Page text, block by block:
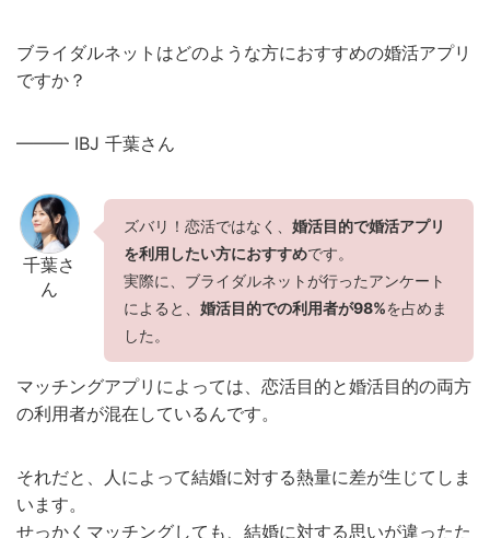
ブライダルネットはどのような方におすすめの婚活アプリ
ですか？
——— IBJ 千葉さん
千葉さ
ん
ズバリ！恋活ではなく、 婚活目的で婚活アプリ
を利用したい方におすすめです。
実際に、ブライダルネットが行ったアンケート
によると、 婚活目的での利用者が98%を占めま
した。
マッチングアプリによっては、恋活目的と婚活目的の両方
の利用者が混在しているんです。
それだと、人によって結婚に対する熱量に差が生じてしま
います。
せっかくマッチングしても、結婚に対する思いが違ったた